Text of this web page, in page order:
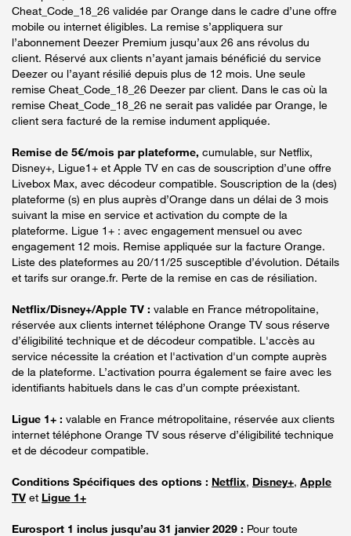
Cheat_Code_18_26 validée par Orange dans le cadre d’une offre
mobile ou internet éligibles. La remise s’appliquera sur
l’abonnement Deezer Premium jusqu’aux 26 ans révolus du
client. Réservé aux clients n’ayant jamais bénéficié du service
Deezer ou l’ayant résilié depuis plus de 12 mois. Une seule
remise Cheat_Code_18_26 Deezer par client. Dans le cas où la
remise Cheat_Code_18_26 ne serait pas validée par Orange, le
client sera facturé de la remise indument appliquée.
Remise de 5€/mois par plateforme, cumulable, sur Netflix,
Disney+, Ligue1+ et Apple TV en cas de souscription d’une offre
Livebox Max, avec décodeur compatible. Souscription de la (des)
plateforme (s) en plus auprès d’Orange dans un délai de 3 mois
suivant la mise en service et activation du compte de la
plateforme. Ligue 1+ : avec engagement mensuel ou avec
engagement 12 mois. Remise appliquée sur la facture Orange.
Liste des plateformes au 20/11/25 susceptible d’évolution. Détails
et tarifs sur orange.fr. Perte de la remise en cas de résiliation.
Netflix/Disney+/Apple TV : valable en France métropolitaine,
réservée aux clients internet téléphone Orange TV sous réserve
d’éligibilité technique et de décodeur compatible. L'accès au
service nécessite la création et l'activation d'un compte auprès
de la plateforme. L’activation pourra également se faire avec les
identifiants habituels dans le cas d’un compte préexistant.
Ligue 1+ : valable en France métropolitaine, réservée aux clients
internet téléphone Orange TV sous réserve d’éligibilité technique
et de décodeur compatible.
Conditions Spécifiques des options : Netflix, Disney+, Apple
TV et Ligue 1+
Eurosport 1 inclus jusqu’au 31 janvier 2029 : Pour toute